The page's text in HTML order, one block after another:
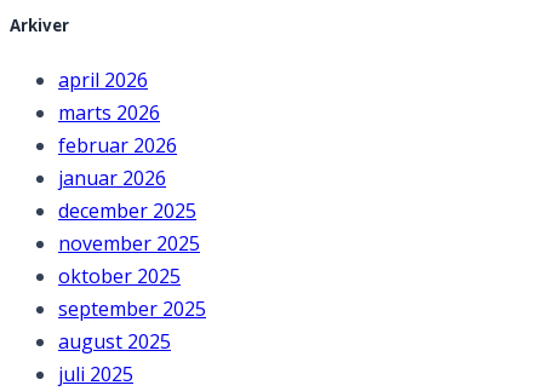
Arkiver
april 2026
marts 2026
februar 2026
januar 2026
december 2025
november 2025
oktober 2025
september 2025
august 2025
juli 2025